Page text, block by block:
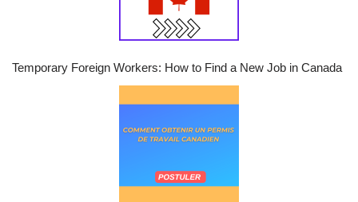
Temporary Foreign Workers: How to Find a New Job in Canada